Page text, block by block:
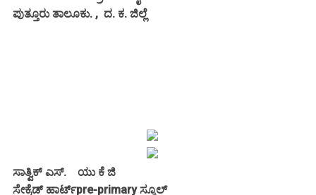
ಪುತ್ತೂರು ತಾಲೂಕು. , ದ. ಕ. ಜಿಲ್ಲೆ
ಸಾತ್ವಿಕ್ ಎಸ್. ಯು ಕೆ ಜಿ
ಸೇಕ್ರೆಡ್ ಹಾರ್ಟ್pre-primary ಸ್ಕೂಲ್